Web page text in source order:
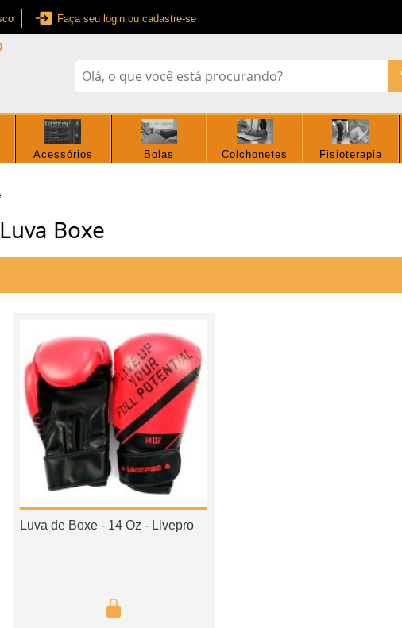
Faça seu login ou cadastre-se
Acessórios
Bolas Colchonetes Fisioterapia
Luva Boxe
Luva de Boxe - 14 Oz - Livepro